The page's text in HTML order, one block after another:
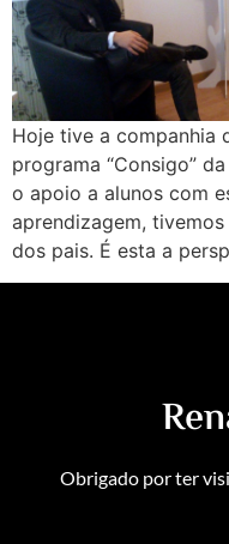
Hoje tive a companhia
programa “Consigo”
o apoio a alunos com
aprendizagem,
dos pais. É esta a
Obrigado por ter